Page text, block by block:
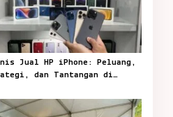
Jual HP iPhone: Peluang,
dan Tantangan di